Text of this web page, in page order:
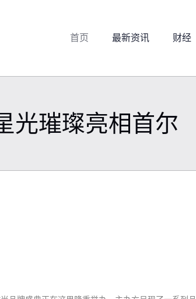
首页 最新资讯 财经
光璀璨亮相首尔